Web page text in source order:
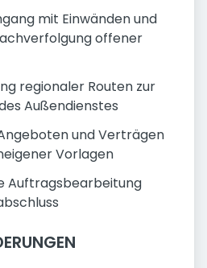
mit Einwänden und
offener
regionaler Routen zur
Außendienstes
und Verträgen
Vorlagen
Auftragsbearbeitung